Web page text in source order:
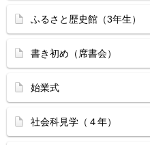
ふるさと歴史館（3年生）
書き初め（席書会）
始業式
社会科見学（４年）